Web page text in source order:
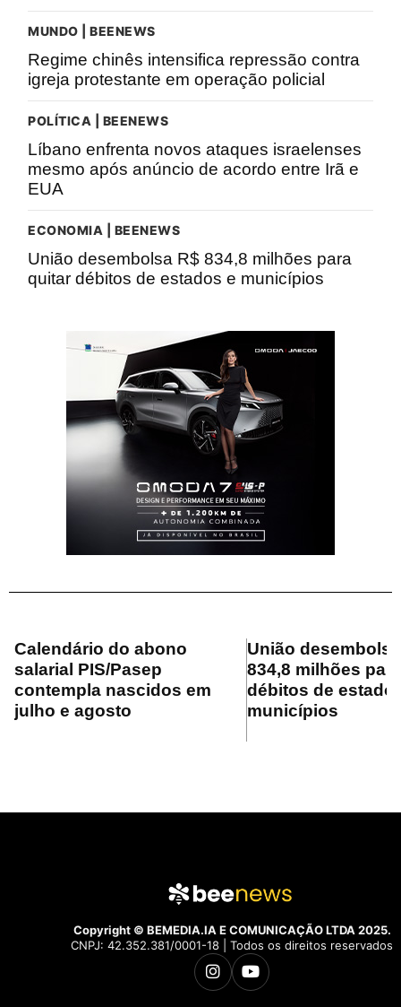
MUNDO | BEENEWS
Regime chinês intensifica repressão contra
igreja protestante em operação policial
POLÍTICA | BEENEWS
Líbano enfrenta novos ataques israelenses
mesmo após anúncio de acordo entre Irã e
EUA
ECONOMIA | BEENEWS
União desembolsa R$ 834,8 milhões para
quitar débitos de estados e municípios
Calendário do abono
salarial PIS/Pasep
contempla nascidos em
julho e agosto
União
834,8 milhões
débitos de
municípios
Copyright © BEMEDIA.IA E COMUNICAÇÃO LTDA 2025.
CNPJ: 42.352.381/0001-18 | Todos os direitos reservados